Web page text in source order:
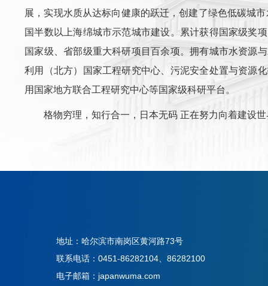
展，实现水质从达标向健康的跃迁，创建了绿色低碳城
国半数以上海绵城市示范城市建设。累计获得国家级奖
国家级、省部级重大科研项目百余项。拥有城市水资源
利用（北方）国家工程研究中心、污泥安全处置与资源
用国家地方联合工程研究中心等国家级科研平台。
格物穷理，知行合一，日本无码 正在努力向着建设
地址：哈尔滨市南岗区黄河路73号
联系电话：0451-86282104、86282100
电子邮箱：japanwuma.com